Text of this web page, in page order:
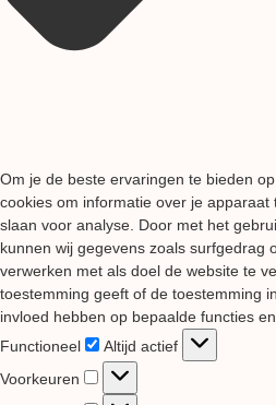
Om je de beste ervaringen te bieden
cookies om informatie over je
slaan voor analyse. Door met het
kunnen wij gegevens zoals surfgedrag
verwerken met als doel de website te
toestemming geeft of de toestemming
invloed hebben op bepaalde functies
Functioneel
Functioneel
Altijd actief
Voorkeuren
Voorkeuren